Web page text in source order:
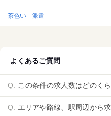
茶色い 派遣
よくあるご質問
この条件の求人数はどのく
エリアや路線、駅周辺から